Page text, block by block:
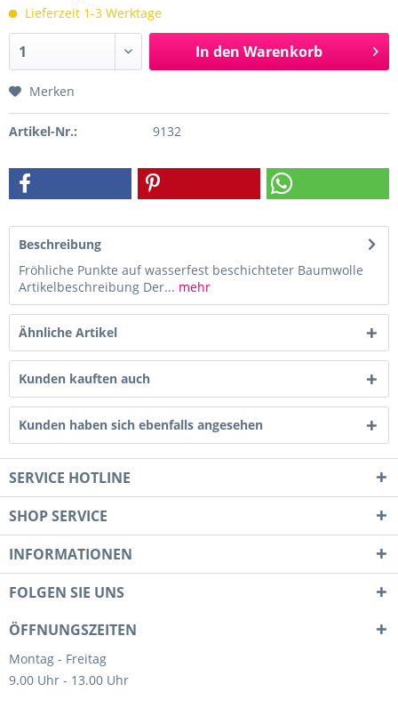
Lieferzeit 1-3 Werktage
In den Warenkorb
Merken
Artikel-Nr.: 9132
Beschreibung
Fröhliche Punkte auf wasserfest beschichteter Baumwolle
Artikelbeschreibung Der... mehr
Ähnliche Artikel
Kunden kauften auch
Kunden haben sich ebenfalls angesehen
SERVICE HOTLINE
SHOP SERVICE
INFORMATIONEN
FOLGEN SIE UNS
ÖFFNUNGSZEITEN
Montag - Freitag
9.00 Uhr - 13.00 Uhr